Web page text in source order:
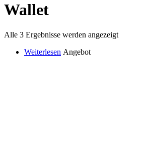
Wallet
Alle 3 Ergebnisse werden angezeigt
Weiterlesen Angebot